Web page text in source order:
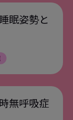
nutri
pmc/arti
眠姿勢と
無呼吸症